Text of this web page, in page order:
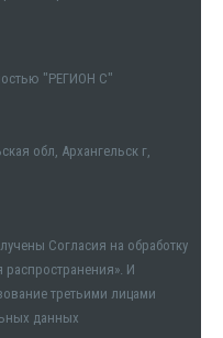
"РЕГИОН С"
обл, Архангельск г,
Согласия на обработку
И
третьими лицами
данных